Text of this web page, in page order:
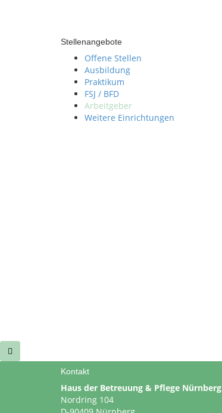
Stellenangebote
Offene Stellen
Ausbildung
Praktikum
FSJ / BFD
Arbeitgeber
Weitere Einrichtungen
Kontakt
Haus der Betreuung & Pflege Nürnberg
Nordring 104